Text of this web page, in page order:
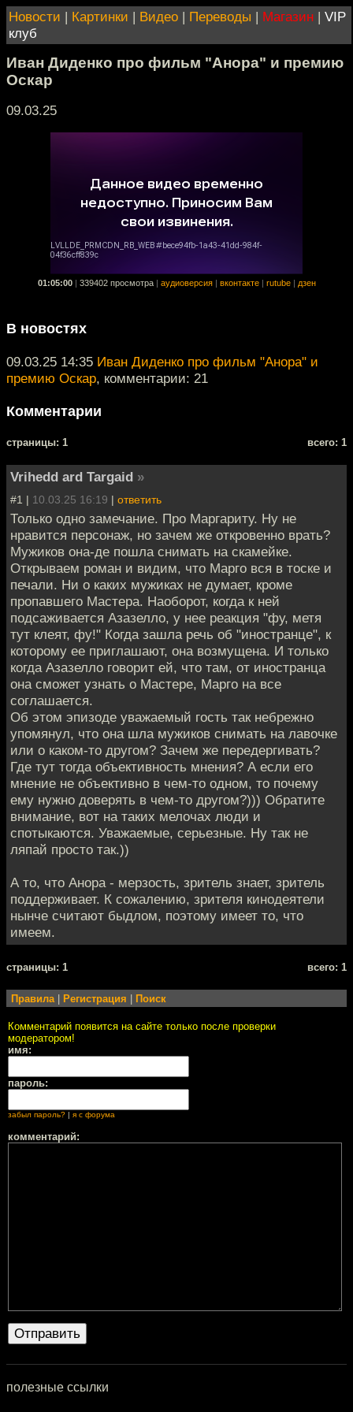
Новости | Картинки | Видео | Переводы | Магазин | VIP
клуб
Иван Диденко про фильм "Анора" и премию
Оскар
09.03.25
01:05:00 339402 просмотра аудиоверсия вконтакте rutube дзен
В новостях
09.03.25 14:35 Иван Диденко про фильм "Анора" и
премию Оскар, комментарии: 21
Комментарии
cтраницы: 1 всего: 1
Vrihedd ard Targaid »
#1 | 10.03.25 16:19 | ответить
Только одно замечание. Про Маргариту. Ну не
нравится персонаж, но зачем же откровенно врать?
Мужиков она-де пошла снимать на скамейке.
Открываем роман и видим, что Марго вся в тоске и
печали. Ни о каких мужиках не думает, кроме
пропавшего Мастера. Наоборот, когда к ней
подсаживается Азазелло, у нее реакция "фу, метя
тут клеят, фу!" Когда зашла речь об "иностранце", к
которому ее приглашают, она возмущена. И только
когда Азазелло говорит ей, что там, от иностранца
она сможет узнать о Мастере, Марго на все
соглашается.
Об этом эпизоде уважаемый гость так небрежно
упомянул, что она шла мужиков снимать на лавочке
или о каком-то другом? Зачем же передергивать?
Где тут тогда объективность мнения? А если его
мнение не объективно в чем-то одном, то почему
ему нужно доверять в чем-то другом?))) Обратите
внимание, вот на таких мелочах люди и
спотыкаются. Уважаемые, серьезные. Ну так не
ляпай просто так.))
А то, что Анора - мерзость, зритель знает, зритель
поддерживает. К сожалению, зрителя кинодеятели
нынче считают быдлом, поэтому имеет то, что
имеем.
cтраницы: 1 всего: 1
Правила| Регистрация Поиск
Комментарий появится на сайте только после проверки
модератором!
имя:
пароль:
забыл пароль? я с форума
комментарий:
полезные ссылки